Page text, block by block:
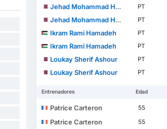
Jehad Mohammad Hudib
PT
Jehad Mohammad Hudib
PT
Ikram Rami Hamadeh
PT
Ikram Rami Hamadeh
PT
Loukay Sherif Ashour
PT
Loukay Sherif Ashour
PT
Entrenadores Edad
Patrice Carteron 55
Patrice Carteron 55